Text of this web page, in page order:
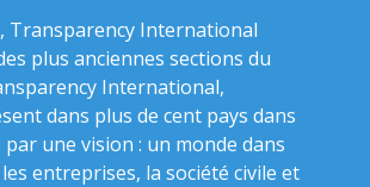
Transparency International
plus anciennes sections du
International,
dans plus de cent pays dans
une vision : un monde dans
entreprises, la société civile et